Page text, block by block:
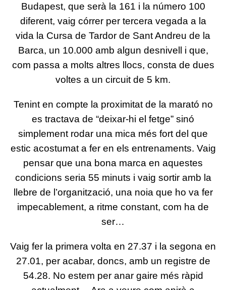
Budapest, que serà la 161 i la número 100
diferent, vaig córrer per tercera vegada a la
vida la Cursa de Tardor de Sant Andreu de la
Barca, un 10.000 amb algun desnivell i que,
com passa a molts altres llocs, consta de dues
voltes a un circuit de 5 km.
Tenint en compte la proximitat de la marató no
es tractava de “deixar-hi el fetge” sinó
simplement rodar una mica més fort del que
estic acostumat a fer en els entrenaments. Vaig
pensar que una bona marca en aquestes
condicions seria 55 minuts i vaig sortir amb la
llebre de l’organització, una noia que ho va fer
impecablement, a ritme constant, com ha de
ser…
Vaig fer la primera volta en 27.37 i la segona en
27.01, per acabar, doncs, amb un registre de
54.28. No estem per anar gaire més ràpid